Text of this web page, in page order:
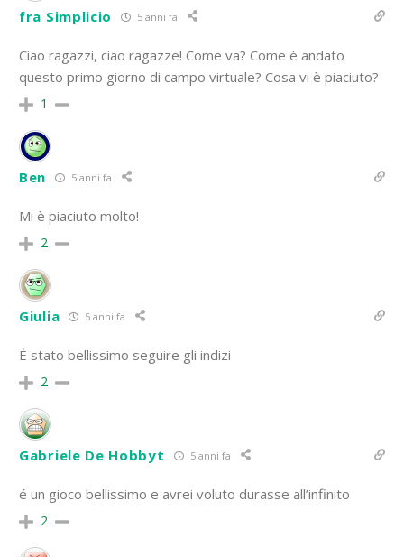
fra Simplicio 5 anni fa
Ciao ragazzi, ciao ragazze! Come va? Come è andato
questo primo giorno di campo virtuale? Cosa vi è piaciuto?
1
Ben 5 anni fa
Mi è piaciuto molto!
2
Giulia 5 anni fa
È stato bellissimo seguire gli indizi
2
Gabriele De Hobbyt 5 anni fa
é un gioco bellissimo e avrei voluto durasse all’infinito
2